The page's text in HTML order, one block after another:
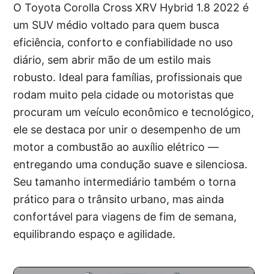
O Toyota Corolla Cross XRV Hybrid 1.8 2022 é
um SUV médio voltado para quem busca
eficiência, conforto e confiabilidade no uso
diário, sem abrir mão de um estilo mais
robusto. Ideal para famílias, profissionais que
rodam muito pela cidade ou motoristas que
procuram um veículo econômico e tecnológico,
ele se destaca por unir o desempenho de um
motor a combustão ao auxílio elétrico —
entregando uma condução suave e silenciosa.
Seu tamanho intermediário também o torna
prático para o trânsito urbano, mas ainda
confortável para viagens de fim de semana,
equilibrando espaço e agilidade.